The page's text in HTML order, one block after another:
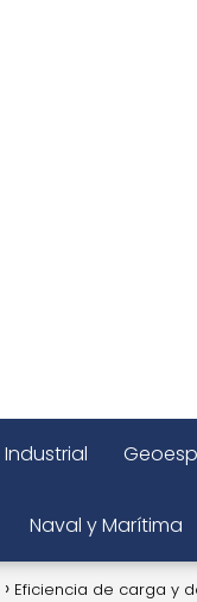
Industrial
Naval y Marítima
Eficiencia de carga y